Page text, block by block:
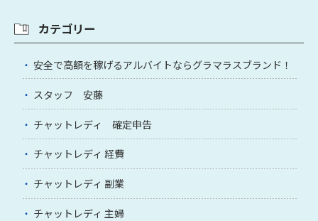
カテゴリー
安全で高額を稼げるアルバイトならグラマラスブランド！
スタッフ 安藤
チャットレディ 確定申告
チャットレディ 経費
チャットレディ 副業
チャットレディ 主婦